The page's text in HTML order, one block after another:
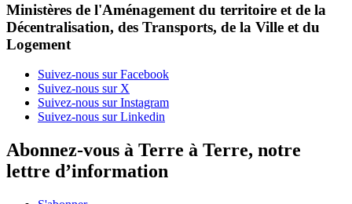
Ministères de l'Aménagement du territoire et de la
Décentralisation, des Transports, de la Ville et du
Logement
Suivez-nous sur Facebook
Suivez-nous sur X
Suivez-nous sur Instagram
Suivez-nous sur Linkedin
Abonnez-vous à Terre à Terre, notre
lettre d’information